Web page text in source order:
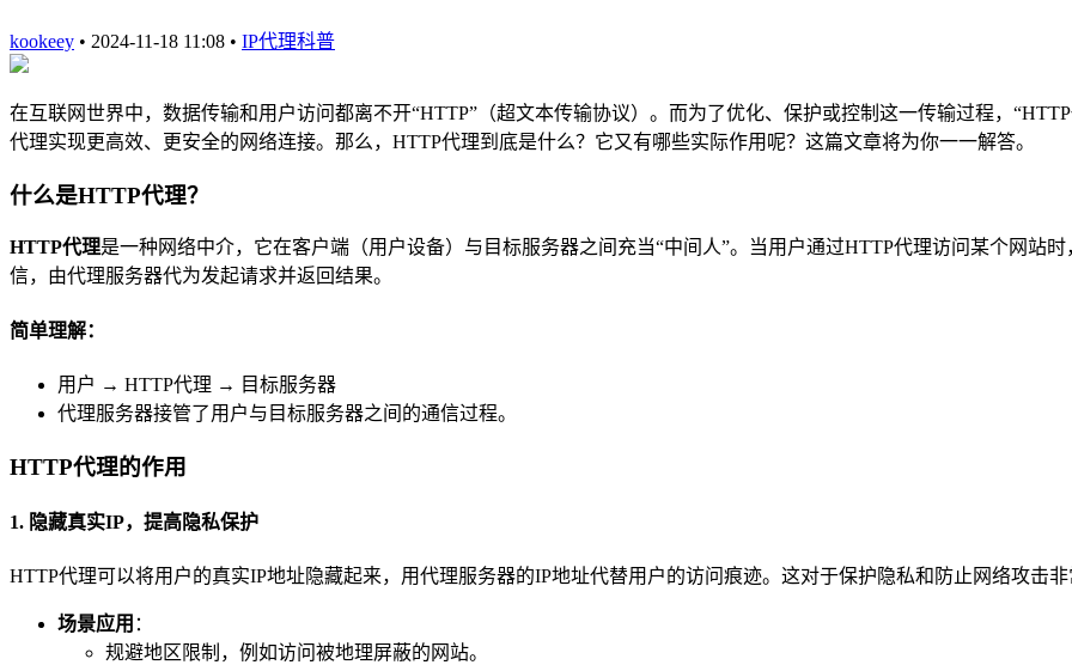
kookeey • 2024-11-18 11:08 • IP代理科普
在互联网世界中，数据传输和用户访问都离不开“HTTP”（超文本传输协议）。而为了优化、保护或控制这一传输过程，
代理实现更高效、更安全的网络连接。那么，HTTP代理到底是什么？它又有哪些实际作用呢？这篇文章将为你一一解答。
什么是HTTP代理？
HTTP代理是一种网络中介，它在客户端（用户设备）与目标服务器之间充当“中间人”。当用户通过HTTP代理访问某个网站
信，由代理服务器代为发起请求并返回结果。
简单理解：
用户 → HTTP代理 → 目标服务器
代理服务器接管了用户与目标服务器之间的通信过程。
HTTP代理的作用
1. 隐藏真实IP，提高隐私保护
HTTP代理可以将用户的真实IP地址隐藏起来，用代理服务器的IP地址代替用户的访问痕迹。这对于保护隐私和防止网络攻击
场景应用 ：
规避地区限制，例如访问被地理屏蔽的网站。